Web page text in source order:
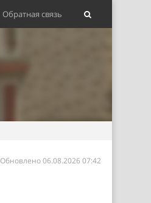
Обратная связь
Обновлено 06.08.2026 07:42